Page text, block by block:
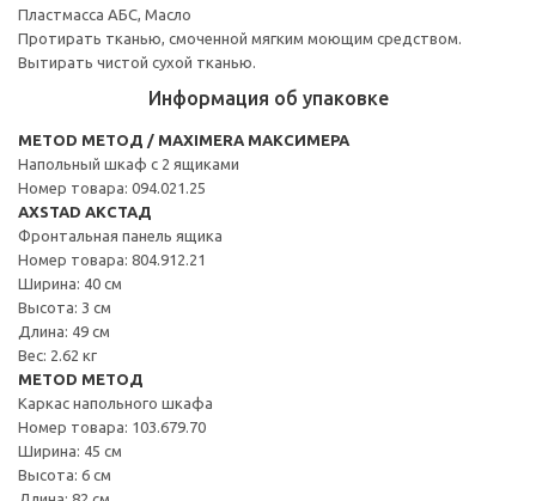
Пластмасса АБС, Масло
Протирать тканью, смоченной мягким моющим средством.
Вытирать чистой сухой тканью.
Информация об упаковке
METOD МЕТОД / MAXIMERA МАКСИМЕРА
Напольный шкаф с 2 ящиками
Номер товара: 094.021.25
AXSTAD АКСТАД
Фронтальная панель ящика
Номер товара: 804.912.21
Ширина: 40 см
Высота: 3 см
Длина: 49 см
Вес: 2.62 кг
METOD МЕТОД
Каркас напольного шкафа
Номер товара: 103.679.70
Ширина: 45 см
Высота: 6 см